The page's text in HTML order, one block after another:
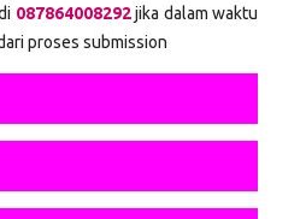
087864008292jika dalam waktu
proses submission